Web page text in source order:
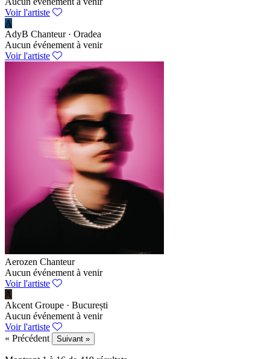
Voir l'artiste
A
AdyB Chanteur · Oradea
Aucun événement à venir
Voir l'artiste
Aerozen Chanteur
Aucun événement à venir
Voir l'artiste
A
Akcent Groupe · București
Aucun événement à venir
Voir l'artiste
« Précédent
Suivant »